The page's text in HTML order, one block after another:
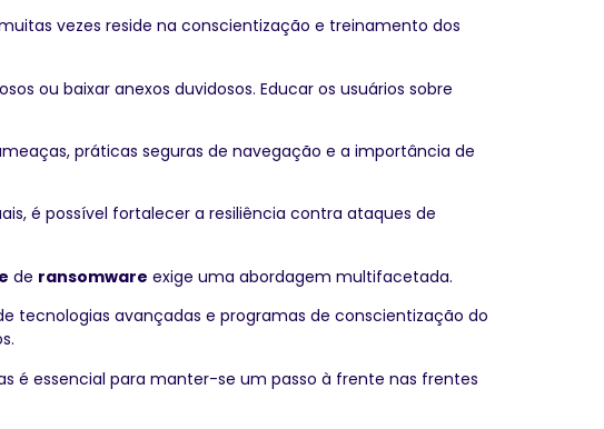
vezes reside na conscientização e treinamento dos
ou baixar anexos duvidosos. Educar os usuários sobre
práticas seguras de navegação e a importância de
é possível fortalecer a resiliência contra ataques de
de ransomware exige uma abordagem multifacetada.
tecnologias avançadas e programas de conscientização do
é essencial para manter-se um passo à frente nas frentes